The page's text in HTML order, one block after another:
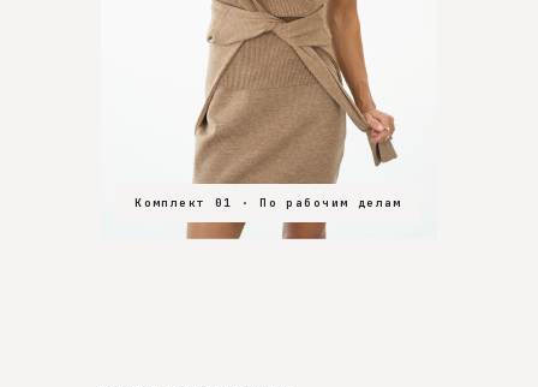
Комплект 01 · По рабочим делам
Комплект 02 · В зал
Комплект 03 · На особенный вечер